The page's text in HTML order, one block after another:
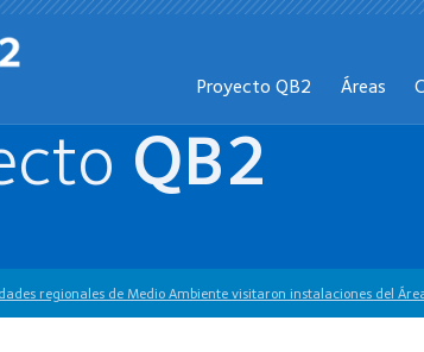
Proyecto QB2 Áreas
QB2
regionales de Medio Ambiente visitaron instalaciones del